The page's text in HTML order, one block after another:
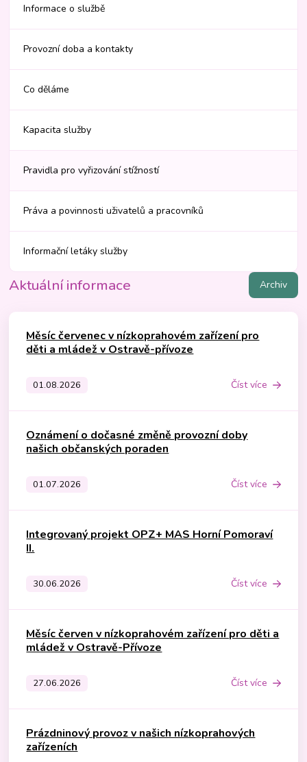
Informace o službě
Provozní doba a kontakty
Co děláme
Kapacita služby
Pravidla pro vyřizování stížností
Práva a povinnosti uživatelů a pracovníků
Informační letáky služby
Aktuální informace Archiv
Měsíc červenec v nízkoprahovém zařízení pro
děti a mládež v Ostravě-přívoze
01.08.2026 Číst více
Oznámení o dočasné změně provozní doby
našich občanských poraden
01.07.2026 Číst více
Integrovaný projekt OPZ+ MAS Horní Pomoraví
II.
30.06.2026 Číst více
Měsíc červen v nízkoprahovém zařízení pro děti a
mládež v Ostravě-Přívoze
27.06.2026 Číst více
Prázdninový provoz v našich nízkoprahových
zařízeních